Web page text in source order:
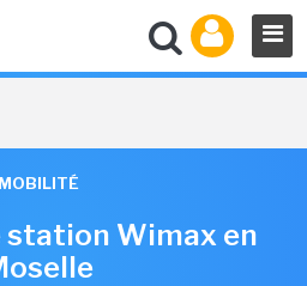
MOBILITÉ
station Wimax en